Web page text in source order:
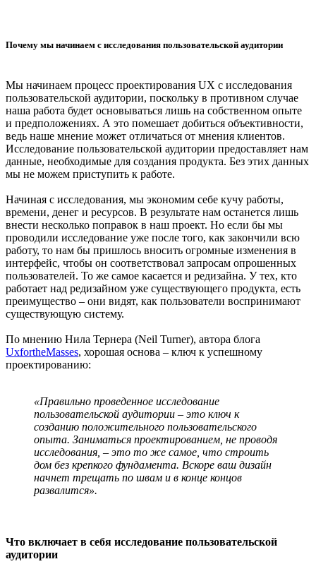
Почему мы начинаем с исследования пользовательской аудитории
Мы начинаем процесс проектирования UX с исследования
пользовательской аудитории, поскольку в противном случае
наша работа будет основываться лишь на собственном опыте
и предположениях. А это помешает добиться объективности,
ведь наше мнение может отличаться от мнения клиентов.
Исследование пользовательской аудитории предоставляет нам
данные, необходимые для создания продукта. Без этих данных
мы не можем приступить к работе.
Начиная с исследования, мы экономим себе кучу работы,
времени, денег и ресурсов. В результате нам останется лишь
внести несколько поправок в наш проект. Но если бы мы
проводили исследование уже после того, как закончили всю
работу, то нам бы пришлось вносить огромные изменения в
интерфейс, чтобы он соответствовал запросам опрошенных
пользователей. То же самое касается и редизайна. У тех, кто
работает над редизайном уже существующего продукта, есть
преимущество – они видят, как пользователи воспринимают
существующую систему.
По мнению Нила Тернера (Neil Turner), автора блога
UxfortheMasses, хорошая основа – ключ к успешному
проектированию:
«Правильно проведенное исследование
пользовательской аудитории – это ключ к
созданию положительного пользовательского
опыта. Заниматься проектированием, не проводя
исследования, – это то же самое, что строить
дом без крепкого фундамента. Вскоре ваш дизайн
начнет трещать по швам и в конце концов
развалится».
Что включает в себя исследование пользовательской
аудитории